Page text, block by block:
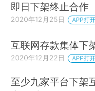
即日下架终止合作
2020年12月25日 APP打开
互联网存款集体下
2020年12月22日 APP打开
至少九家平台下架